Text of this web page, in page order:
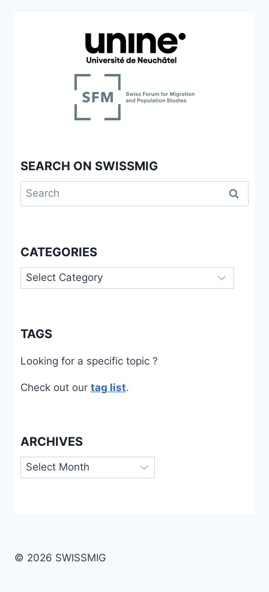
SEARCH ON SWISSMIG
Search
for:
CATEGORIES
Categories
TAGS
Looking for a specific topic ?
Check out our tag list.
ARCHIVES
Archives
© 2026 SWISSMIG